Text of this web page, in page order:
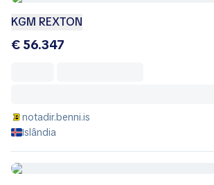
KGM REXTON
€ 56.347
notadir.benni.is
Islândia